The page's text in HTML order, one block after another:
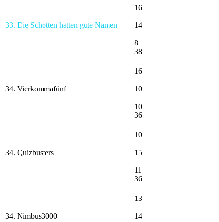
33. Die Schotten hatten gute Namen
16
14
8
38
34. Vierkommafünf
16
10
10
36
34. Quizbusters
10
15
11
36
34. Nimbus3000
13
14